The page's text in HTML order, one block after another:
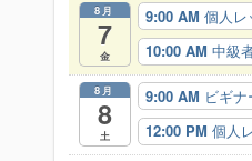
8月
7
金
9:00 AM 個人レ
10:00 AM 中級
8月
8
土
9:00 AM ビギ
12:00 PM 個人